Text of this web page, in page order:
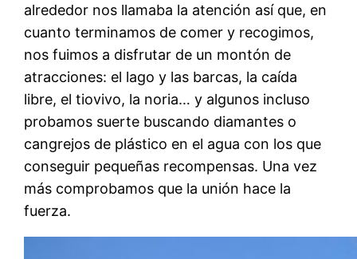
alrededor nos llamaba la atención así que, en
cuanto terminamos de comer y recogimos,
nos fuimos a disfrutar de un montón de
atracciones: el lago y las barcas, la caída
libre, el tiovivo, la noria… y algunos incluso
probamos suerte buscando diamantes o
cangrejos de plástico en el agua con los que
conseguir pequeñas recompensas. Una vez
más comprobamos que la unión hace la
fuerza.